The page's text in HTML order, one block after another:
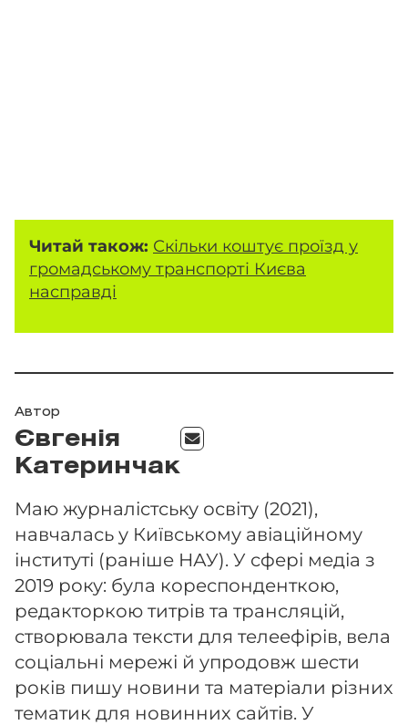
Читай також: Скільки коштує проїзд у
громадському транспорті Києва
насправді
Автор
Євгенія
Катеринчак
Маю журналістську освіту (2021),
навчалась у Київському авіаційному
інституті (раніше НАУ). У сфері медіа з
2019 року: була кореспонденткою,
редакторкою титрів та трансляцій,
створювала тексти для телеефірів, вела
соціальні мережі й упродовж шести
років пишу новини та матеріали різних
тематик для новинних сайтів. У